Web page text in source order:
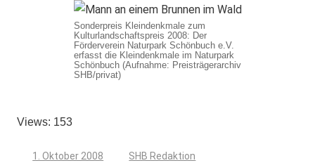
Sonderpreis Kleindenkmale zum
Kulturlandschaftspreis 2008: Der
Förderverein Naturpark Schönbuch e.V.
erfasst die Kleindenkmale im Naturpark
Schönbuch (Aufnahme: Preisträgerarchiv
SHB/privat)
Views: 153
1. Oktober 2008
SHB Redaktion